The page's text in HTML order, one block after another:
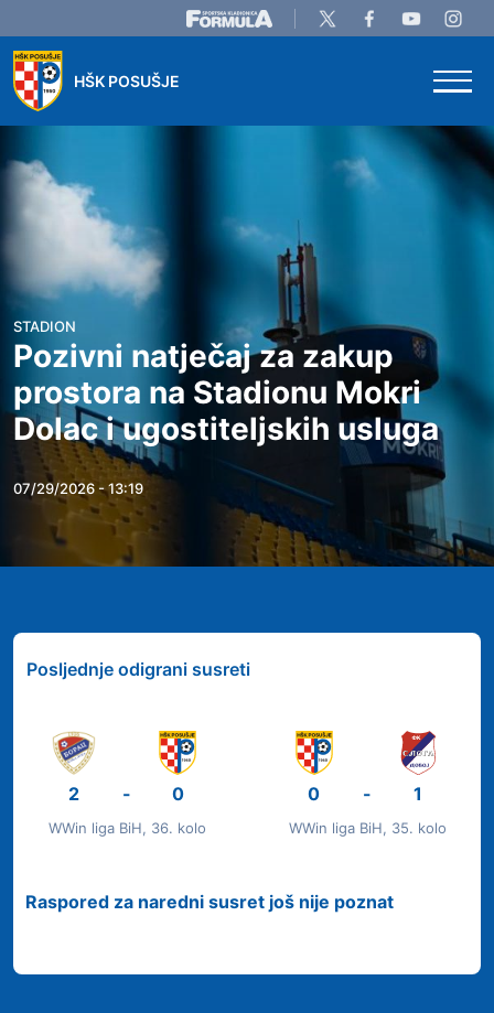
HŠK POSUŠJE
STADION
Pozivni natječaj za zakup
prostora na Stadionu Mokri
Dolac i ugostiteljskih usluga
07/29/2026 - 13:19
Posljednje odigrani susreti
2 - 0
WWin liga BiH, 36. kolo
0 - 1
WWin liga BiH, 35. kolo
Raspored za naredni susret još nije poznat